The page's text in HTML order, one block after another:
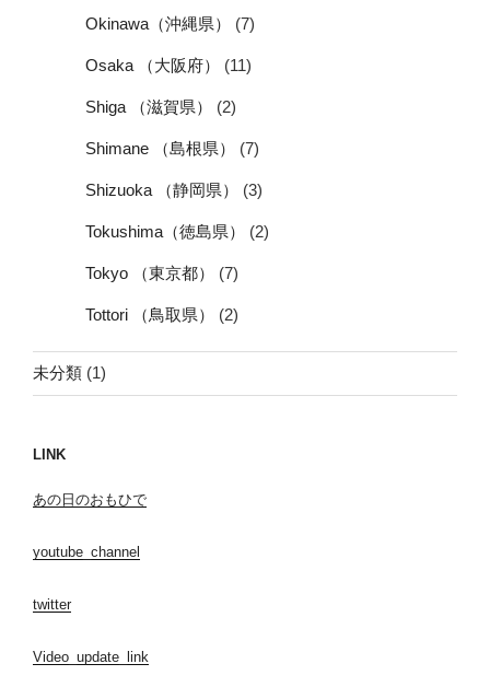
Okinawa（沖縄県） (7)
Osaka （大阪府） (11)
Shiga （滋賀県） (2)
Shimane （島根県） (7)
Shizuoka （静岡県） (3)
Tokushima（徳島県） (2)
Tokyo （東京都） (7)
Tottori （鳥取県） (2)
未分類 (1)
LINK
あの日のおもひで
youtube_channel
twitter
Video_update_link